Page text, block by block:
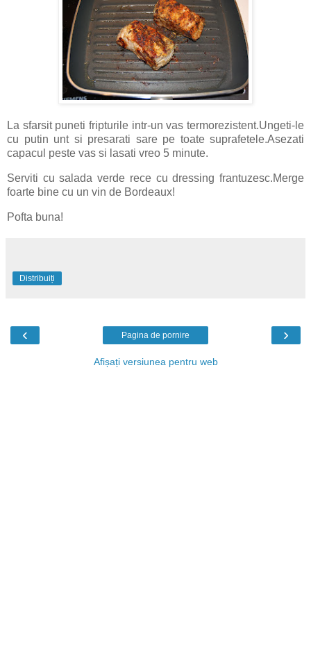
La sfarsit puneti fripturile intr-un vas termorezistent.Ungeti-le
cu putin unt si presarati sare pe toate suprafetele.Asezati
capacul peste vas si lasati vreo 5 minute.
Serviti cu salada verde rece cu dressing frantuzesc.Merge
foarte bine cu un vin de Bordeaux!
Pofta buna!
Distribuiți
‹ ›
Pagina de pornire
Afișați versiunea pentru web